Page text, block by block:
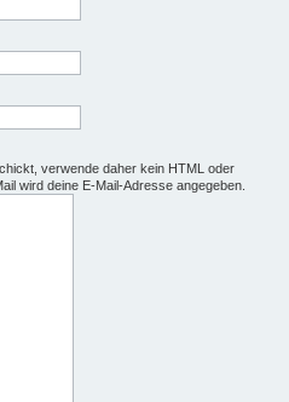
verwende daher kein HTML oder
wird deine E-Mail-Adresse angegeben.